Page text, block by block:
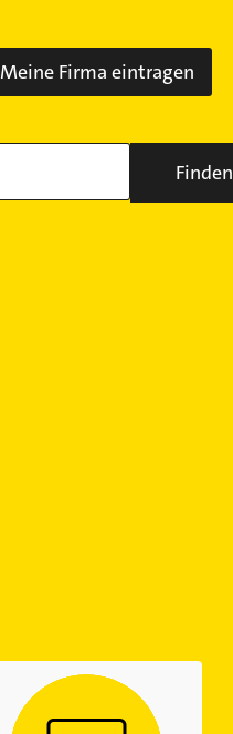
Meine Firma eintragen
Finden